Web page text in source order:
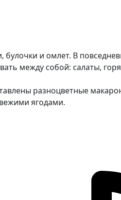
булочки и омлет. В
между собой: салаты,
разноцветные
ягодами.